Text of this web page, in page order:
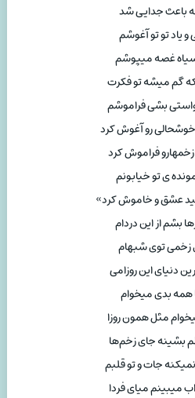
باعث جدایی شد
و یاد تو تو آغوشم
غصه میپوشم
گم میشه تو فکرت
بشی فراموشم
رو آغوش کرد
فراموش کرد
ی تو خیابونم
عشق و خاموش کرد»
بشم از این دردام
زخمی توی شبهام
دنیای این روزامی
همه بدی میخوام
مثل همون روزا
بشینه جای زخم‌ها
جات و تو قلبم
میبینم میای فردا